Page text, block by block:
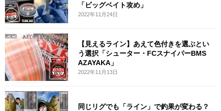
「ビッグベイト攻め」
2022年11月24日
【見えるライン】あえて色付きを選ぶとい
う選択「シューター・FCスナイパーBMS
AZAYAKA」
2022年11月13日
同じリグでも「ライン」で釣果が変わる？